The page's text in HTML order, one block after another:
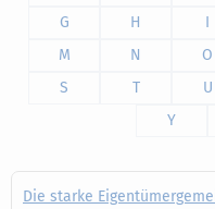
G
H I
M
N O
S
T U
Y
Die starke